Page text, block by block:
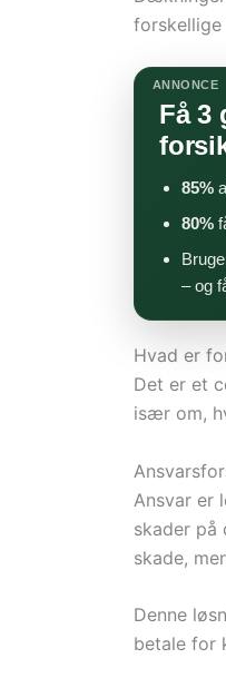
forskellige
ANNONCE
Få 3
85%
80%
– og
Hvad er
Det er et
især om,
Ansvar er
skader på
skade,
Denne
betale for